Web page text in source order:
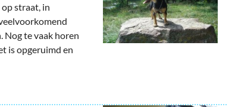
straat, in
Nog te vaak horen
is opgeruimd en